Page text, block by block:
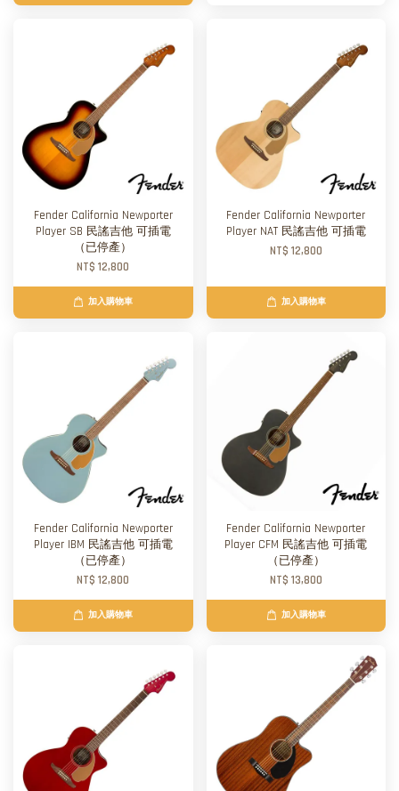
Fender California Newporter
Player SB 民謠吉他 可插電
（已停產）
NT$ 12,800
加入購物車
Fender California Newporter
Player NAT 民謠吉他 可插電
NT$ 12,800
加入購物車
Fender California Newporter
Player IBM 民謠吉他 可插電
（已停產）
NT$ 12,800
加入購物車
Fender California Newporter
Player CFM 民謠吉他 可插電
（已停產）
NT$ 13,800
加入購物車